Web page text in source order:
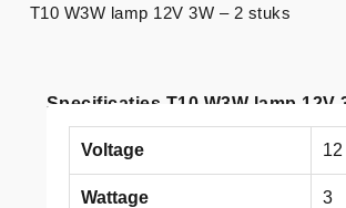
Specificaties T10 W3W lamp 12V
Voltage 12
Wattage 3
T10 W3W lamp 12V 3W – 2 stuks